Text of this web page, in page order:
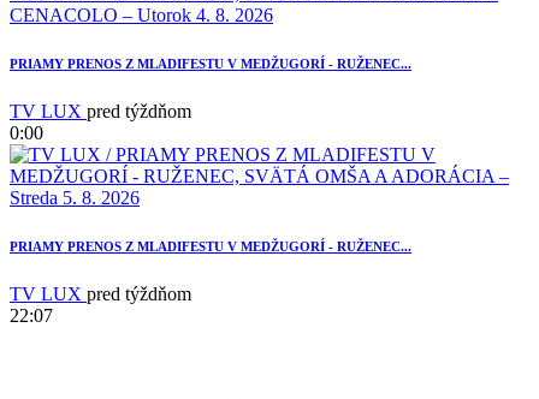
2
PRIAMY PRENOS Z MLADIFESTU V MEDŽUGORÍ - RUŽENEC...
TV LUX pred týždňom
0:00
PRIAMY PRENOS Z MLADIFESTU V MEDŽUGORÍ - RUŽENEC...
TV LUX pred týždňom
22:07